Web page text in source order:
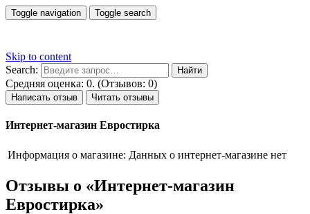
Toggle navigation Toggle search
Skip to content
Search:
Средняя оценка: 0. (Отзывов: 0)
Написать отзыв Читать отзывы
Интернет-магазин Евростирка
Информация о магазине: Данных о интернет-магазине нет
Отзывы о «Интернет-магазин
Евростирка»